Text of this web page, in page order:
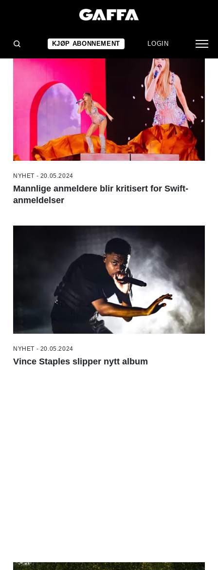
KJØP ABONNEMENT LOGIN
NYHET - 20.05.2024
Mannlige anmeldere blir kritisert for Swift-
anmeldelser
NYHET - 20.05.2024
Vince Staples slipper nytt album